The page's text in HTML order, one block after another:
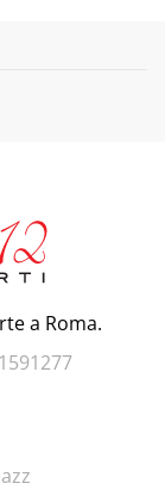
a Roma.